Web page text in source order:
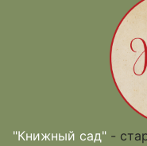
"Книжный сад" -